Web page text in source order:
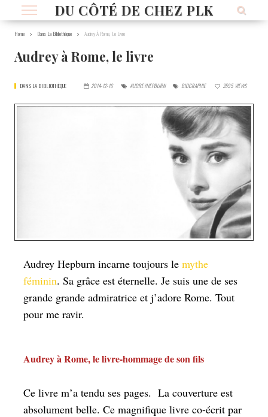
DU CÔTÉ DE CHEZ PLK
Home Dans La Bibliothèque Audrey À Rome, Le Livre
Audrey à Rome, le livre
DANS LA BIBLIOTHÈQUE 2014-12-16 AUDREYHEPBURN BIOGRAPHIE 3595 VIEWS
Audrey Hepburn incarne toujours le mythe
féminin. Sa grâce est éternelle. Je suis une de ses
grande grande admiratrice et j’adore Rome. Tout
pour me ravir.
Audrey à Rome, le livre-hommage de son fils
Ce livre m’a tendu ses pages. La couverture est
absolument belle. Ce magnifique livre co-écrit par